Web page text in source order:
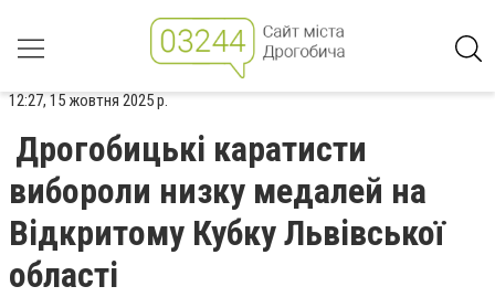
12:27, 15 жовтня 2025 р.
Дрогобицькі каратисти
вибороли низку медалей на
Відкритому Кубку Львівської
області